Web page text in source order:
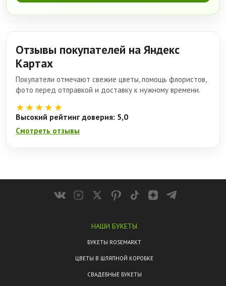
Отзывы покупателей на Яндекс
Картах
Покупатели отмечают свежие цветы, помощь флористов,
фото перед отправкой и доставку к нужному времени.
★★★★★
Высокий рейтинг доверия: 5,0
Смотреть отзывы
НАШИ БУКЕТЫ
БУКЕТЫ ROSEMARKT
ЦВЕТЫ В ШЛЯПНОЙ КОРОБКЕ
СВАДЕБНЫЕ БУКЕТЫ